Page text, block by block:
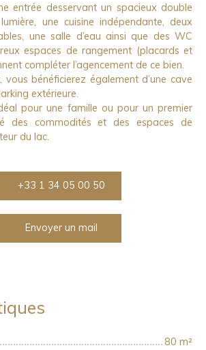
entrée desservant un spacieux double
une cuisine indépendante, deux
une salle d’eau ainsi que des WC
espaces de rangement (placards et
compléter l’agencement de ce bien.
bénéficierez également d’une cave
extérieure.
pour une famille ou pour un premier
des commodités et des espaces de
du lac.
+33 1 34 05 00 50
Envoyer un mail
80 m²